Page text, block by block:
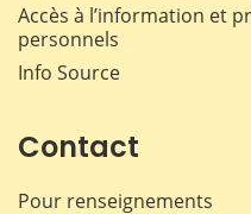
Accès à l’information et
personnels
Info Source
Contact
Pour renseignements